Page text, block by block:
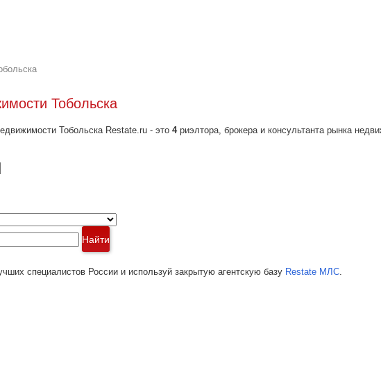
Тобольска
Тобольска Restate.ru - это 4риэлтора, брокера и консультанта рынка
Найти
специалистов России и используй закрытую агентскую базу Restate МЛС.